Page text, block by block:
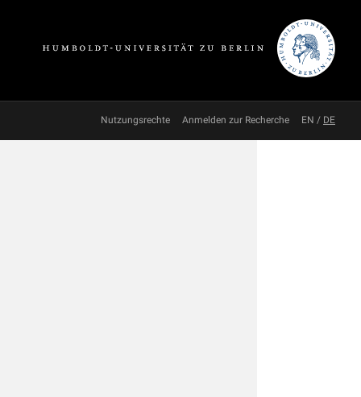
Nutzungsrechte Anmelden zur Recherche EN / DE